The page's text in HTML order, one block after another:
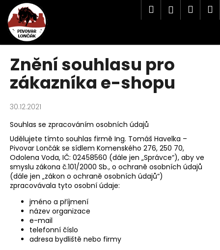
Přejít
obsah
Hledat
Znění souhlasu pro
zákazníka e-shopu
30.12.2021
Souhlas se zpracováním osobních údajů
Udělujete tímto souhlas firmě Ing. Tomáš Havelka –
Pivovar Lončák se sídlem Komenského 276, 250 70,
Odolena Voda, IČ: 02458560 (dále jen „Správce“), aby ve
smyslu zákona č.101/2000 Sb., o ochraně osobních údajů
(dále jen „zákon o ochraně osobních údajů“)
zpracovávala tyto osobní údaje:
jméno a příjmení
název organizace
e-mail
telefonní číslo
adresa bydliště nebo firmy
í
Zpět
Zpět
o
p
o
t
ř
e
b
u
j
e
t